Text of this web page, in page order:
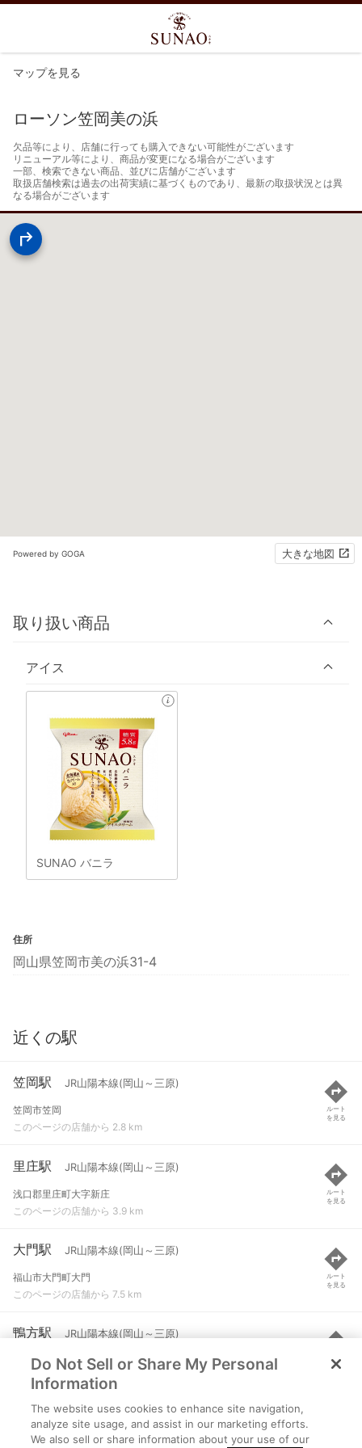
マップを見る
ローソン笠岡美の浜
欠品等により、店舗に行っても購入できない可能性がございます
リニューアル等により、商品が変更になる場合がございます
一部、検索できない商品、並びに店舗がございます
取扱店舗検索は過去の出荷実績に基づくものであり、最新の取扱状況とは異
なる場合がございます
Powered by GOGA 大きな地図
取り扱い商品
アイス
SUNAO バニラ
住所
岡山県笠岡市美の浜31-4
近くの駅
笠岡駅 JR山陽本線(岡山～三原)
笠岡市笠岡
このページの店舗から 2.8 km
ルート
を見る
里庄駅 JR山陽本線(岡山～三原)
浅口郡里庄町大字新庄
このページの店舗から 3.9 km
ルート
を見る
大門駅 JR山陽本線(岡山～三原)
福山市大門町大門
このページの店舗から 7.5 km
ルート
を見る
鴨方駅 JR山陽本線(岡山～三原)
浅口市鴨方町六条院中
このページの店舗から 7.9 km
ルート
を見る
東福山駅 JR山陽本線(岡山～三原)
福山市引野町５丁目
Do Not Sell or Share My Personal
Information
The website uses cookies to enhance site navigation,
analyze site usage, and assist in our marketing efforts.
We also sell or share information about your use of our